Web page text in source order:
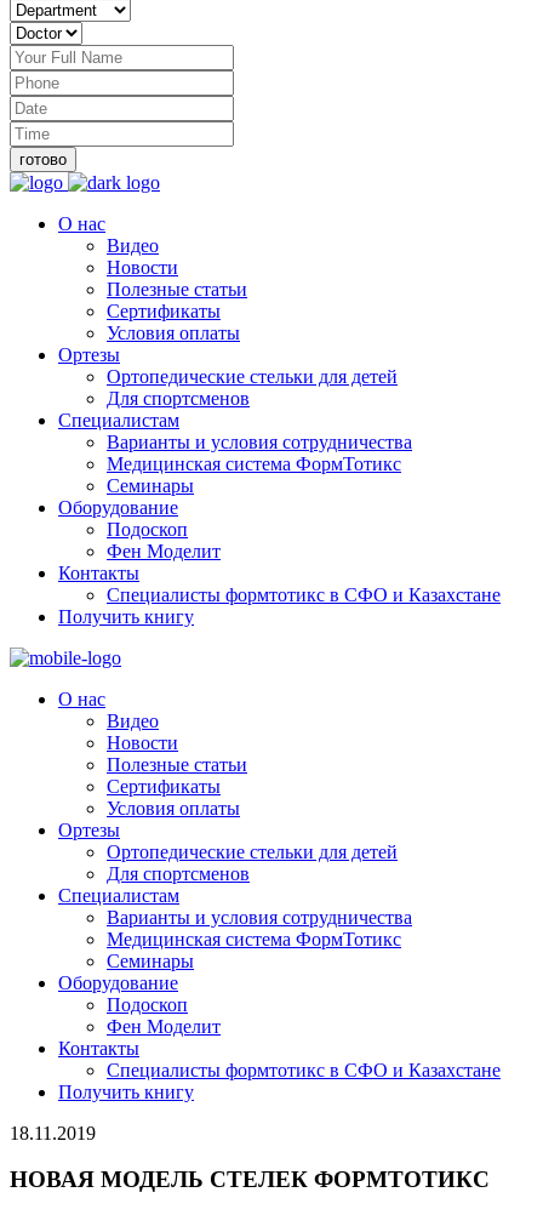
О нас
Видео
Новости
Полезные статьи
Сертификаты
Условия оплаты
Ортезы
Ортопедические стельки для детей
Для спортсменов
Специалистам
Варианты и условия сотрудничества
Медицинская система ФормТотикс
Семинары
Оборудование
Подоскоп
Фен Моделит
Контакты
Специалисты формтотикс в СФО и Казахстане
Получить книгу
О нас
Видео
Новости
Полезные статьи
Сертификаты
Условия оплаты
Ортезы
Ортопедические стельки для детей
Для спортсменов
Специалистам
Варианты и условия сотрудничества
Медицинская система ФормТотикс
Семинары
Оборудование
Подоскоп
Фен Моделит
Контакты
Специалисты формтотикс в СФО и Казахстане
Получить книгу
18.11.2019
НОВАЯ МОДЕЛЬ СТЕЛЕК ФОРМТОТИКС